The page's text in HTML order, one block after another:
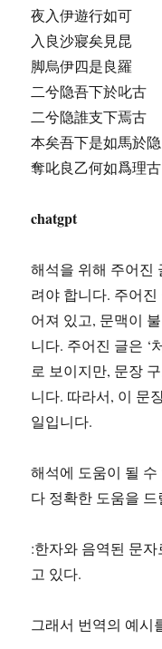
夜入伊遊行如可
入良沙寢矣見昆
脚烏伊四是良羅
二兮隐吾下於叱古
二兮隐誰支下焉古
本矣吾下是如馬於隐
奪叱良乙何如爲理古
chatgpt
해석을 위해 주어진
려야 합니다. 주어
어져 있고, 문맥이
니다. 주어진 글은 ‘
로 보이지만, 문장
니다. 따라서, 이 문
일입니다.
해석에 도움이 될
다 정확한 도움을
:한자와 음역된 문
고 있다.
그래서 번역의 예시